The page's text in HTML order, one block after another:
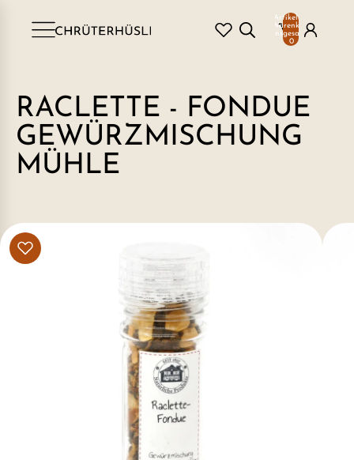
Artikel im
Warenkorb
insgesamt:
0
RACLETTE - FONDUE
GEWÜRZMISCHUNG
MÜHLE